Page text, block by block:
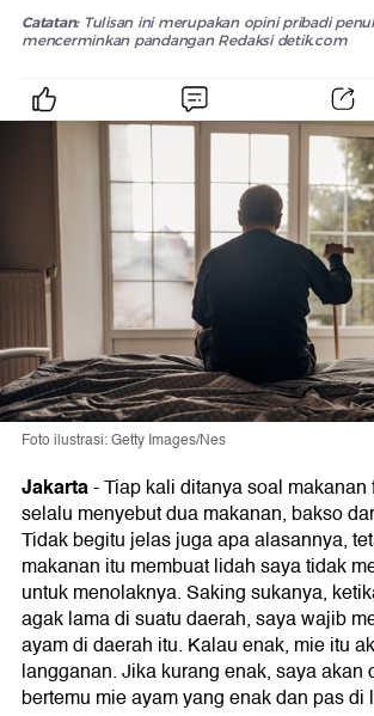
Catatan:Tulisan ini merupakan opini pribadi
mencerminkan pandangan Redaksi detik.com
Foto ilustrasi: Getty Images/Nes
Jakarta-Tiap kali ditanya soal makanan
selalu menyebut dua makanan, bakso
Tidak begitu jelas juga apa alasannya,
makanan itu membuat lidah saya tidak
untuk menolaknya. Saking sukanya,
agak lama di suatu daerah, saya wajib
ayam di daerah itu. Kalau enak, mie itu
langganan. Jika kurang enak, saya akan
bertemu mie ayam yang enak dan pas di